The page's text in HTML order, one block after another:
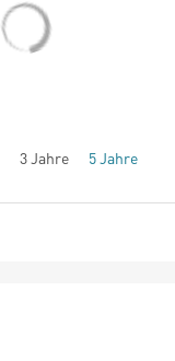
3 Jahre 5 Jahre